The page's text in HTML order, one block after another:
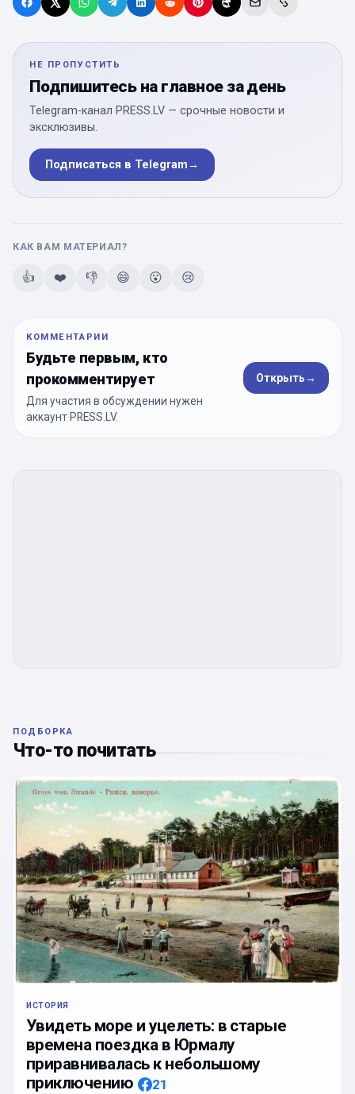
НЕ ПРОПУСТИТЬ
Подпишитесь на главное за день
Telegram-канал PRESS.LV — срочные новости и
эксклюзивы.
Подписаться в Telegram→
КАК ВАМ МАТЕРИАЛ?
👍 ❤️ 👎 😄 😮 😢
КОММЕНТАРИИ
Будьте первым, кто
прокомментирует
Для участия в обсуждении нужен
аккаунт PRESS.LV.
Открыть→
ПОДБОРКА
Что-то почитать
ИСТОРИЯ
Увидеть море и уцелеть: в старые
времена поездка в Юрмалу
приравнивалась к небольшому
приключению
21